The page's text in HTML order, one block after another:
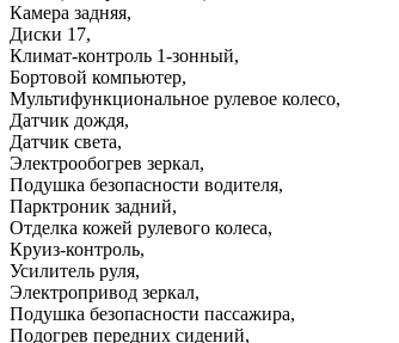
Камера задняя,
Диски 17,
Климат-контроль 1-зонный,
Бортовой компьютер,
Мультифункциональное рулевое колесо,
Датчик дождя,
Датчик света,
Электрообогрев зеркал,
Подушка безопасности водителя,
Парктроник задний,
Отделка кожей рулевого колеса,
Круиз-контроль,
Усилитель руля,
Электропривод зеркал,
Подушка безопасности пассажира,
Подогрев передних сидений,